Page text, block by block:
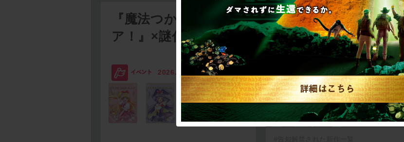
『魔法つかいプリキュ
ア！』×謎付きクリ…
2026.08.03SCRAP
【2026年7月】告知解
禁された新作一…
2026.07.31SCRAP